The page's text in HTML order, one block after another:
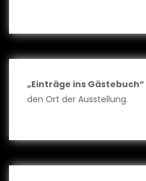
„Einträge ins Gästebuch“
den Ort der Ausstellung.